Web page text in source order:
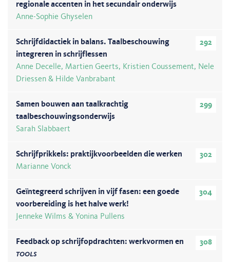
regionale accenten in het secundair onderwijs
Anne-Sophie Ghyselen
292
Schrijfdidactiek in balans. Taalbeschouwing
integreren in schrijflessen
Anne Decelle, Martien Geerts, Kristien Coussement, Nele
Driessen & Hilde Vanbrabant
299
Samen bouwen aan taalkrachtig
taalbeschouwingsonderwijs
Sarah Slabbaert
302
Schrijfprikkels: praktijkvoorbeelden die werken
Marianne Vonck
304
Geïntegreerd schrijven in vijf fasen: een goede
voorbereiding is het halve werk!
Jenneke Wilms & Yonina Pullens
308
Feedback op schrijfopdrachten: werkvormen en
tools